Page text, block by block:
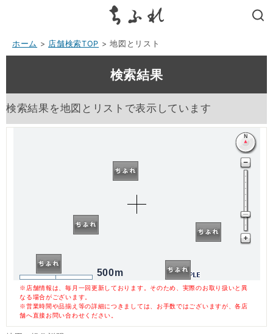
ホーム > 店舗検索TOP > 地図とリスト
検索結果
検索結果を地図とリストで表示しています
500m
※店舗情報は、毎月一回更新しております。そのため、実際のお取り扱いと異
なる場合がございます。
※営業時間や品揃え等の詳細につきましては、お手数ではございますが、各店
舗へ直接お問い合わせください。